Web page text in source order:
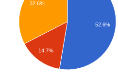
32.6%
14.7%
52.6%